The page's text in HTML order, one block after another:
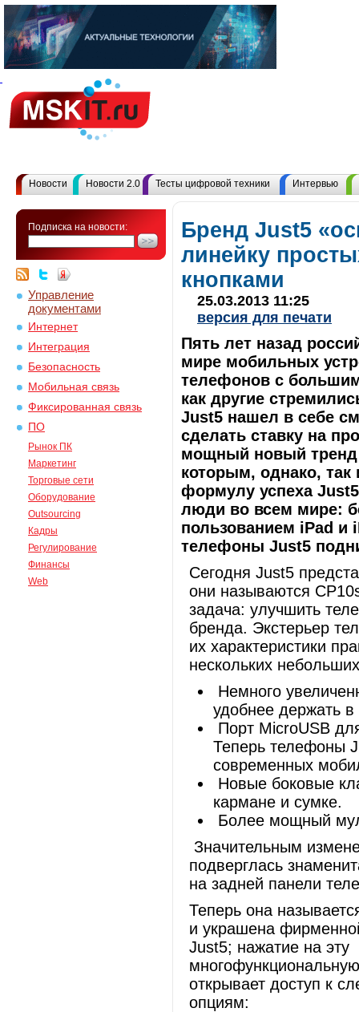
Новости Новости 2.0 Тесты цифровой техники Интервью
Подписка на новости:
Управление
документами
Интернет
Интеграция
Безопасность
Мобильная связь
Фиксированная связь
ПО
Рынок ПК
Маркетинг
Торговые сети
Оборудование
Outsourcing
Кадры
Регулирование
Финансы
Web
Бренд Just5
линейку
кнопками
25.03.2013 11:25
версия для печати
Пять лет назад
мире мобильных
телефонов с
как другие
Just5 нашел в себе
сделать ставку на
мощный новый тренд
которым, однако, так
формулу успеха
люди во всем мире:
пользованием iPad и
телефоны Just5
Сегодня Just5
они называются
задача: улучшить
бренда. Экстерьер
их характеристики
нескольких
Немного
удобнее держать в
Порт MicroUSB
Теперь телефоны
современных
Новые боковые
кармане и сумке.
Более мощный
Значительным
подверглась
на задней панели
Теперь она
и украшена
Just5; нажатие на эту
открывает доступ к
опциям: